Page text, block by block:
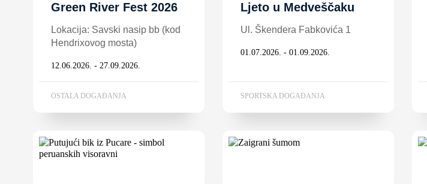
Green River Fest 2026
Lokacija: Savski nasip bb (kod
Hendrixovog mosta)
12.06.2026. - 27.09.2026.
OSTALA DOGAĐANJA
Ljeto u Medveščaku
Ul. Škendera Fabkovića 1
01.07.2026. - 01.09.2026.
SPORTSKA DOGAĐANJA